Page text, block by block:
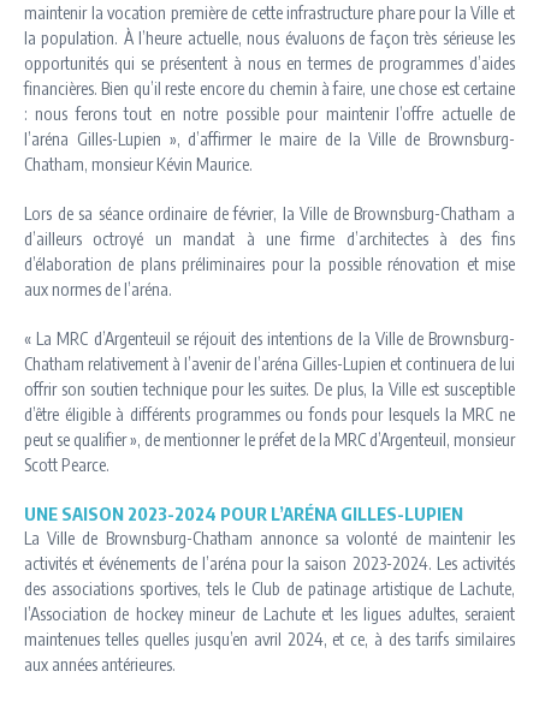
maintenir la vocation première de cette infrastructure phare pour la Ville et
la population. À l’heure actuelle, nous évaluons de façon très sérieuse les
opportunités qui se présentent à nous en termes de programmes d’aides
financières. Bien qu’il reste encore du chemin à faire, une chose est certaine
: nous ferons tout en notre possible pour maintenir l’offre actuelle de
l’aréna Gilles-Lupien », d’affirmer le maire de la Ville de Brownsburg-
Chatham, monsieur Kévin Maurice.
Lors de sa séance ordinaire de février, la Ville de Brownsburg-Chatham a
d’ailleurs octroyé un mandat à une firme d’architectes à des fins
d’élaboration de plans préliminaires pour la possible rénovation et mise
aux normes de l’aréna.
« La MRC d’Argenteuil se réjouit des intentions de la Ville de Brownsburg-
Chatham relativement à l’avenir de l’aréna Gilles-Lupien et continuera de lui
offrir son soutien technique pour les suites. De plus, la Ville est susceptible
d’être éligible à différents programmes ou fonds pour lesquels la MRC ne
peut se qualifier », de mentionner le préfet de la MRC d’Argenteuil, monsieur
Scott Pearce.
UNE SAISON 2023-2024 POUR L’ARÉNA GILLES-LUPIEN
La Ville de Brownsburg-Chatham annonce sa volonté de maintenir les
activités et événements de l’aréna pour la saison 2023-2024. Les activités
des associations sportives, tels le Club de patinage artistique de Lachute,
l’Association de hockey mineur de Lachute et les ligues adultes, seraient
maintenues telles quelles jusqu’en avril 2024, et ce, à des tarifs similaires
aux années antérieures.